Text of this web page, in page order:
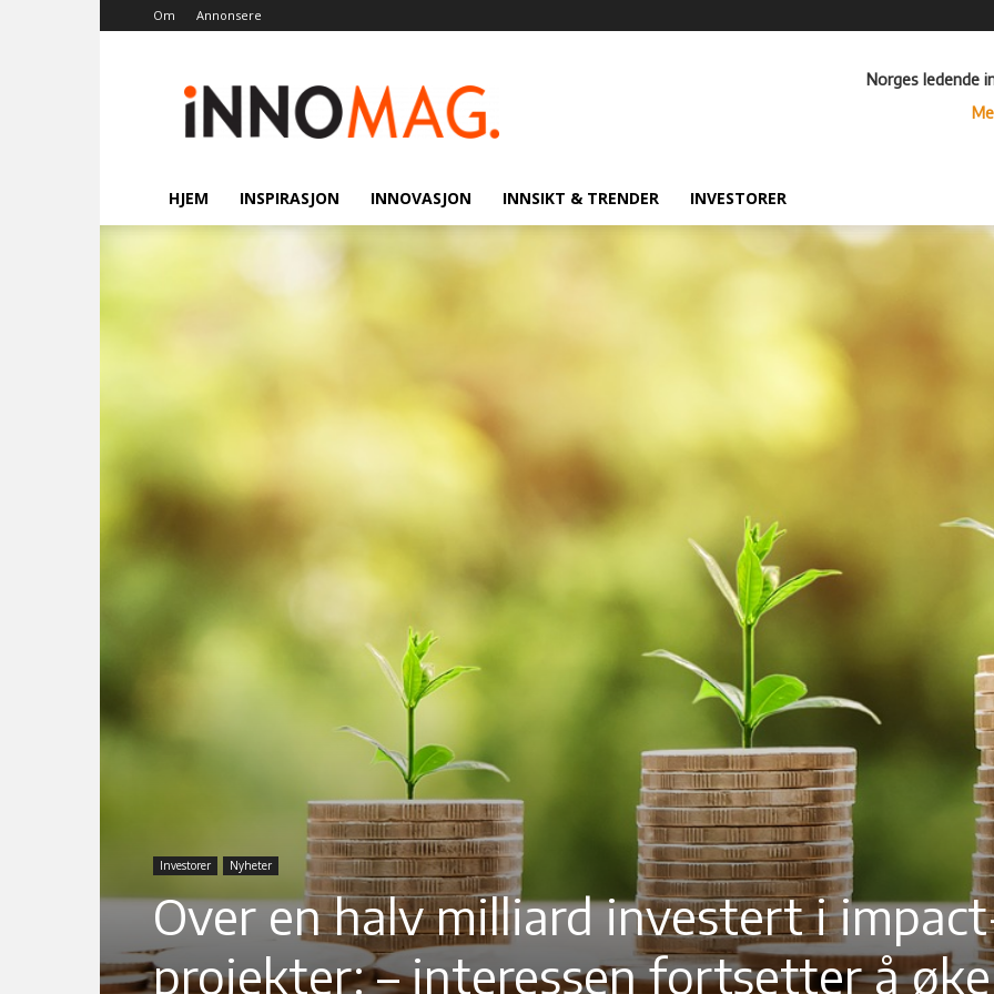
Om Annonsere
Norges ledende
HJEM INSPIRASJON INNOVASJON INNSIKT & TRENDER INVESTORER
Investorer Nyheter
Over en halv milliard investert i
projekter: – interessen fortsetter å øke